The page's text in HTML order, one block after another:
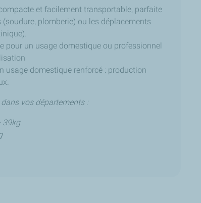
et facilement transportable, parfaite
plomberie) ou les déplacements
pour un usage domestique ou professionnel
usage domestique renforcé : production
vos départements :
39kg